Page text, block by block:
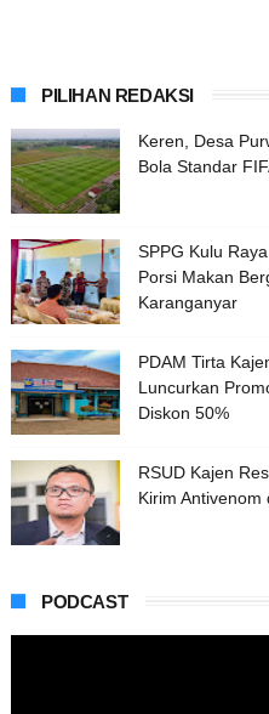
PILIHAN REDAKSI
Keren, Desa
Bola Standar
SPPG Kulu
Porsi Makan
Karanganyar
PDAM Tirta
Luncurkan
Diskon 50%
RSUD Kajen
Kirim
PODCAST